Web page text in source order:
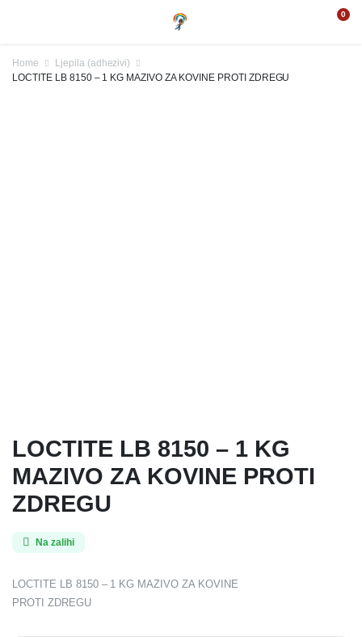
0
Home
Ljepila (adhezivi)
LOCTITE LB 8150 – 1 KG MAZIVO ZA KOVINE PROTI ZDREGU
LOCTITE LB 8150 – 1 KG
MAZIVO ZA KOVINE PROTI
ZDREGU
Na zalihi
LOCTITE LB 8150 – 1 KG MAZIVO ZA KOVINE
PROTI ZDREGU